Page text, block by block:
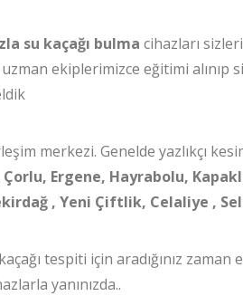
su kaçağı bulma cihazları
ekiplerimizce eğitimi alınıp
merkezi. Genelde yazlıkçı
Ergene, Hayrabolu,
, Yeni Çiftlik, Celaliye ,
tespiti için aradığınız
yanınızda..